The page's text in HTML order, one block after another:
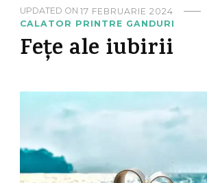
UPDATED ON 17 FEBRUARIE 2024
CALATOR PRINTRE GANDURI
Fețe ale iubirii